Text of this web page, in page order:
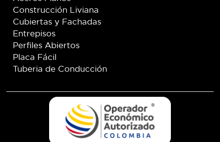
Construcción Liviana
Cubiertas y Fachadas
Entrepisos
Perfiles Abiertos
Placa Fácil
Tuberia de Conducción